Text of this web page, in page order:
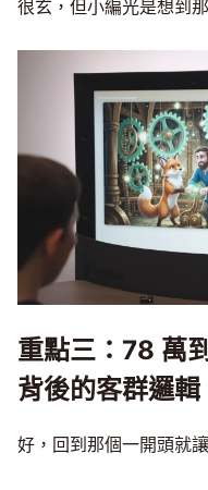
很玄，但小編光是想到
重點三：78 萬
背後的客群邏輯
好，回到那個一開頭就